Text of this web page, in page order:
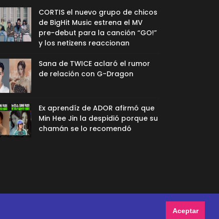
Aceptar
CORTIS el nuevo grupo de chicos
de BigHit Music estrena el MV
pre-debut para la canción “GO!”
y los netizens reaccionan
Sana de TWICE aclaró el rumor
de relación con G-Dragon
Ex aprendíz de ADOR afirmó que
Min Hee Jin la despidió porque su
chamán se lo recomendó